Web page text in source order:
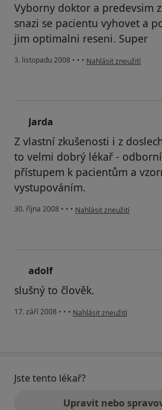
Vyborny doktor a predevsim
snazi se pacientu vyhovet a
jim optimalni reseni. Super
3. listopadu 2008 • • • podle názoru uživatele
Nahlásit zneužití
Jarda
Z vlastní zkušenosti i z
to velmi dobrý lékař -
přístupem k pacientům a
vystupováním.
30. října 2008 • • • podle názoru uživatele
Nahlásit zneužití
adolf
slušný to člověk.
17. září 2008 • • • podle názoru uživatele adolf
Nahlásit zneužití
Jste tento lékař?
Upravit nebo